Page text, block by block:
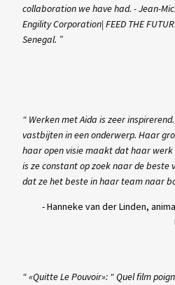
collaboration we have had. - Jean-
Engility Corporation| FEED THE
Senegal. ”
“ Werken met Aida is zeer
vastbijten in een onderwerp. Haar
haar open visie maakt dat haar werk
is ze constant op zoek naar de beste
dat ze het beste in haar team naar
-Hanneke van der Linden,
“ «Quitte Le Pouvoir»: " Quel film